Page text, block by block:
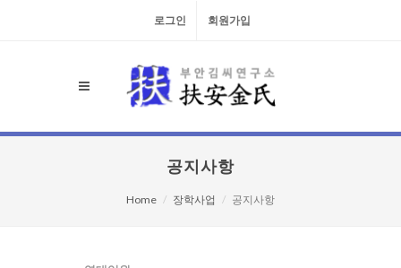
로그인 회원가입
공지사항
Home 장학사업 공지사항